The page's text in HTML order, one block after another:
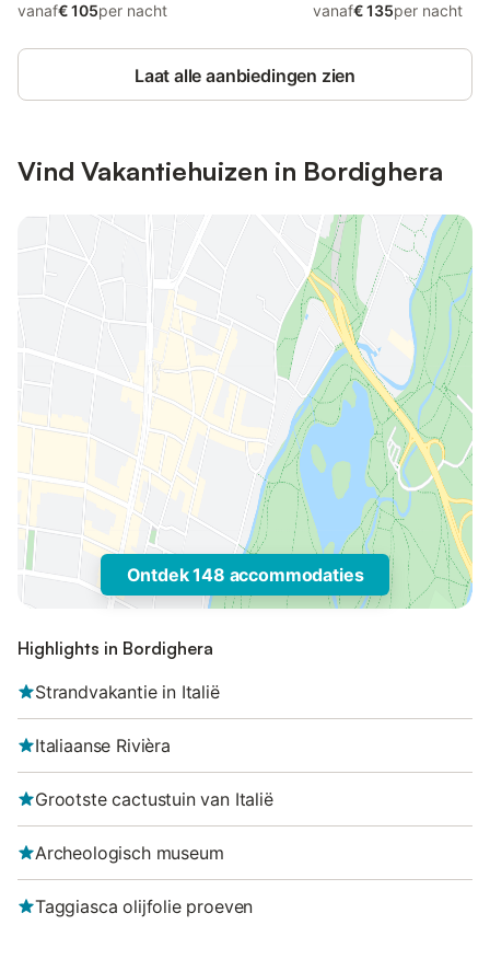
vanaf€ 105per nacht vanaf€ 135per nacht
Laat alle aanbiedingen zien
Vind Vakantiehuizen in Bordighera
Ontdek 148 accommodaties
Highlights in Bordighera
Strandvakantie in Italië
Italiaanse Rivièra
Grootste cactustuin van Italië
Archeologisch museum
Taggiasca olijfolie proeven